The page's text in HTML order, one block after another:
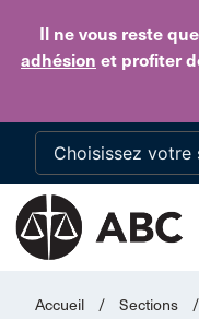
Il ne vous reste
adhésion et profiter
Accueil / Sections /